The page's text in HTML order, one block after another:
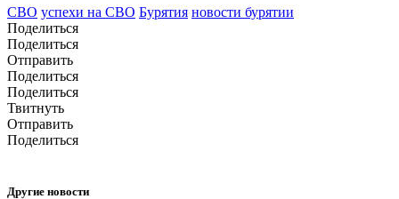
СВО успехи на СВО Бурятия новости бурятии
Поделиться
Поделиться
Отправить
Поделиться
Поделиться
Твитнуть
Отправить
Поделиться
Другие новости